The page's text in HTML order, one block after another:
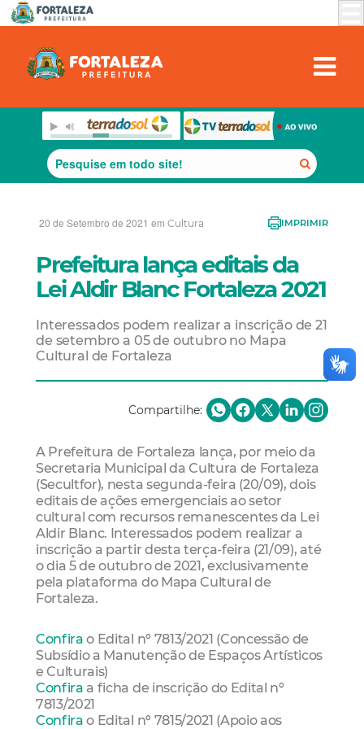
20 de Setembro de 2021 em Cultura IMPRIMIR
Prefeitura lança editais da
Lei Aldir Blanc Fortaleza 2021
Interessados podem realizar a inscrição de 21
de setembro a 05 de outubro no Mapa
Cultural de Fortaleza
Compartilhe:
A Prefeitura de Fortaleza lança, por meio da
Secretaria Municipal da Cultura de Fortaleza
(Secultfor), nesta segunda-feira (20/09), dois
editais de ações emergenciais ao setor
cultural com recursos remanescentes da Lei
Aldir Blanc. Interessados podem realizar a
inscrição a partir desta terça-feira (21/09), até
o dia 5 de outubro de 2021, exclusivamente
pela plataforma do Mapa Cultural de
Fortaleza.
Confira o Edital nº 7813/2021 (Concessão de
Subsídio a Manutenção de Espaços Artísticos
e Culturais)
Confira a ficha de inscrição do Edital nº
7813/2021
Confira o Edital nº 7815/2021 (Apoio aos